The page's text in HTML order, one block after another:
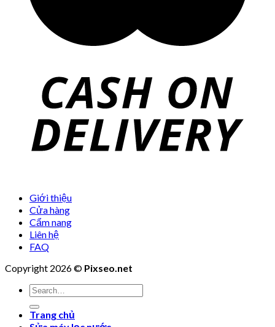
Giới thiệu
Cửa hàng
Cẩm nang
Liên hệ
FAQ
Copyright 2026 © Pixseo.net
Search
for:
Trang chủ